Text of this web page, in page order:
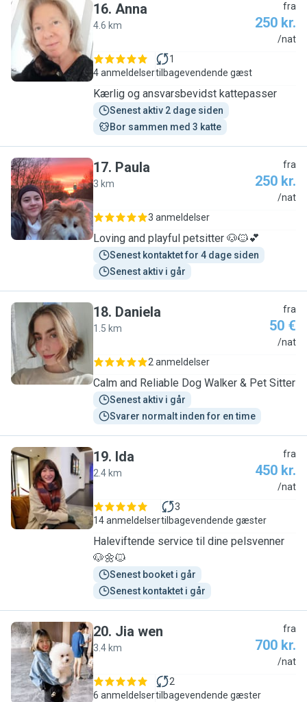
A
16. Anna
4.6 km
fra
250 kr.
/nat
4 anmeldelser
1
tilbagevendende gæst
Kærlig og ansvarsbevidst kattepasser
Senest aktiv 2 dage siden
Bor sammen med 3 katte
P
17. Paula
3 km
fra
250 kr.
/nat
3 anmeldelser
Loving and playful petsitter 🐶🐱💕
Senest kontaktet for 4 dage siden
Senest aktiv i går
D
18. Daniela
1.5 km
fra
50 €
/nat
2 anmeldelser
Calm and Reliable Dog Walker & Pet Sitter
Senest aktiv i går
Svarer normalt inden for en time
I
19. Ida
2.4 km
fra
450 kr.
/nat
14 anmeldelser
3
tilbagevendende gæster
Haleviftende service til dine pelsvenner
🐶🌼🐱
Senest booket i går
Senest kontaktet i går
J
20. Jia wen
3.4 km
fra
700 kr.
/nat
6 anmeldelser
2
tilbagevendende gæster